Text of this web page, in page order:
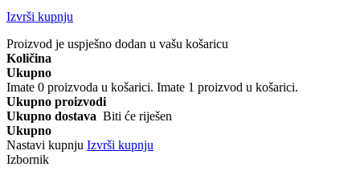
Izvrši kupnju
Proizvod je uspješno dodan u vašu košaricu
Količina
Ukupno
Imate 0 proizvoda u košarici. Imate 1 proizvod u košarici.
Ukupno proizvodi
Ukupno dostava Biti će riješen
Ukupno
Nastavi kupnju Izvrši kupnju
Izbornik